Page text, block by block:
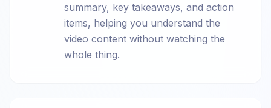
summary, key takeaways, and action
items, helping you understand the
video content without watching the
whole thing.